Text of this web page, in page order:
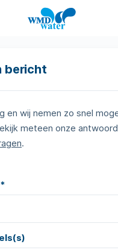
WMD
Drinkwater
bericht
en wij nemen zo snel
meteen onze
.